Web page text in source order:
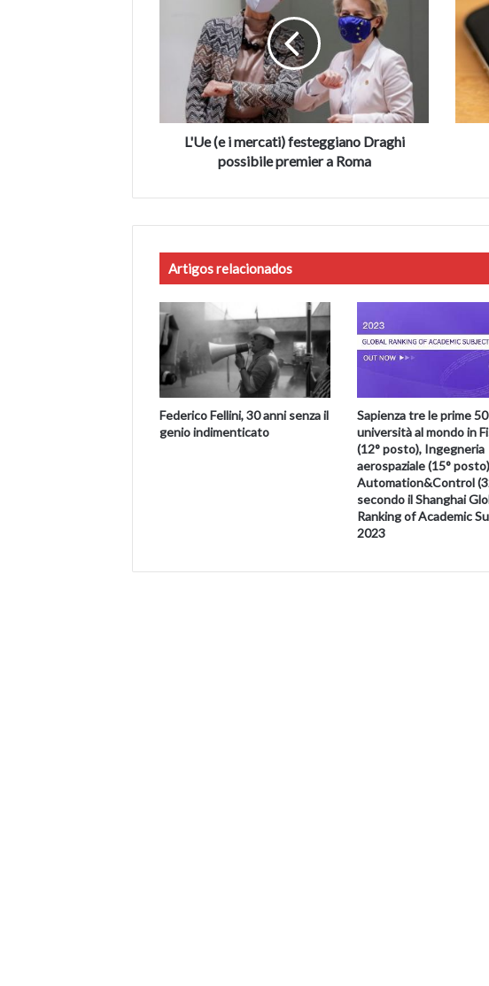
mercati)
festeggiano
Draghi
possibile
premier
a
RomaL'Ue (e i mercati) festeggiano Draghi
possibile premier a Roma
TikTok
misure
per
13
Artigos relacionados
Federico Fellini, 30 anni senza il
genio indimenticato
Sapienza tre le prime 50
università al mondo in
(12° posto), Ingegneria
aerospaziale (15°
Automation&Control
secondo il Shanghai
Ranking of Academic
2023